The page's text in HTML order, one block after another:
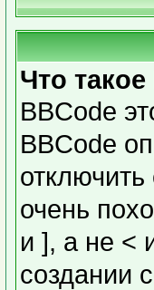
Что
BBCode
BBCode
очень
и ], а не <
создании